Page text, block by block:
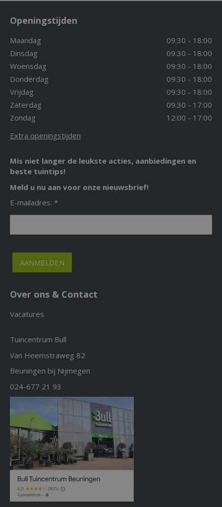
Openingstijden
Maandag
09:30 - 18:00
Dinsdag
09:30 - 18:00
Woensdag
09:30 - 18:00
Donderdag
09:30 - 18:00
Vrijdag
09:30 - 18:00
Zaterdag
09:30 - 17:00
Zondag
12:00 - 17:00
Extra openingstijden
Mis niet langer de leukste acties, aanbiedingen en
beste tuintips!
Meld u nu aan voor onze nieuwsbrief!
E-mailadres: *
Over ons & Contact
Vacatures
Tuincentrum Bull
Van Heemstraweg 82
Beuningen bij Nijmegen
024-677 21 93